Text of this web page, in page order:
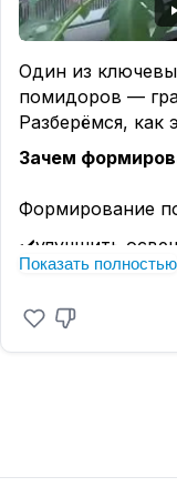
Один из
помидоров —
Разберёмся, как
Зачем
Формирование
✔️улучшить
✔️ускорить
✔️снизить риск
✔️направить
Показать полностью